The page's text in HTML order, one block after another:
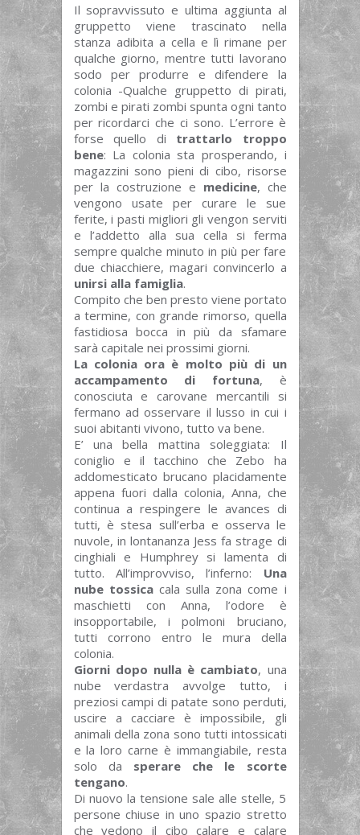
Il sopravvissuto e ultima aggiunta al
gruppetto viene trascinato nella
stanza adibita a cella e lì rimane per
qualche giorno, mentre tutti lavorano
sodo per produrre e difendere la
colonia -Qualche gruppetto di pirati,
zombi e pirati zombi spunta ogni tanto
per ricordarci che ci sono. L’errore è
forse quello di trattarlo troppo
bene: La colonia sta prosperando, i
magazzini sono pieni di cibo, risorse
per la costruzione e medicine, che
vengono usate per curare le sue
ferite, i pasti migliori gli vengon serviti
e l’addetto alla sua cella si ferma
sempre qualche minuto in più per fare
due chiacchiere, magari convincerlo a
unirsi alla famiglia.
Compito che ben presto viene portato
a termine, con grande rimorso, quella
fastidiosa bocca in più da sfamare
sarà capitale nei prossimi giorni.
La colonia ora è molto più di un
accampamento di fortuna, è
conosciuta e carovane mercantili si
fermano ad osservare il lusso in cui i
suoi abitanti vivono, tutto va bene.
E’ una bella mattina soleggiata: Il
coniglio e il tacchino che Zebo ha
addomesticato brucano placidamente
appena fuori dalla colonia, Anna, che
continua a respingere le avances di
tutti, è stesa sull’erba e osserva le
nuvole, in lontananza Jess fa strage di
cinghiali e Humphrey si lamenta di
tutto. All’improvviso, l’inferno: Una
nube tossicacala sulla zona come i
maschietti con Anna, l’odore è
insopportabile, i polmoni bruciano,
tutti corrono entro le mura della
colonia.
Giorni dopo nulla è cambiato, una
nube verdastra avvolge tutto, i
preziosi campi di patate sono perduti,
uscire a cacciare è impossibile, gli
animali della zona sono tutti intossicati
e la loro carne è immangiabile, resta
solo da sperare che le scorte
tengano.
Di nuovo la tensione sale alle stelle, 5
persone chiuse in uno spazio stretto
che vedono il cibo calare e calare